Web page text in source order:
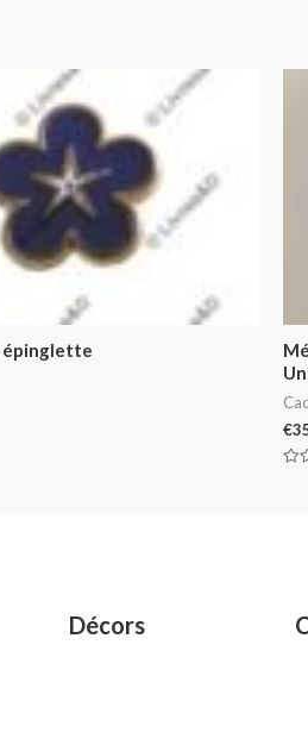
épinglette
€
Décors